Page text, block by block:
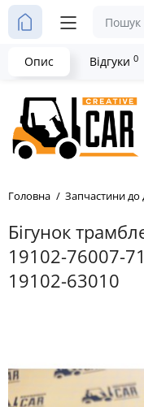
Головна Запчастини до
Бігунок
19102-76007-
19102-63010
Опис Відгуки 0